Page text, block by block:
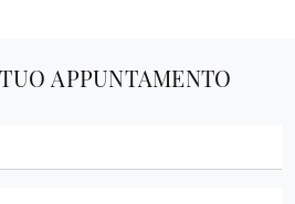
APPUNTAMENTO